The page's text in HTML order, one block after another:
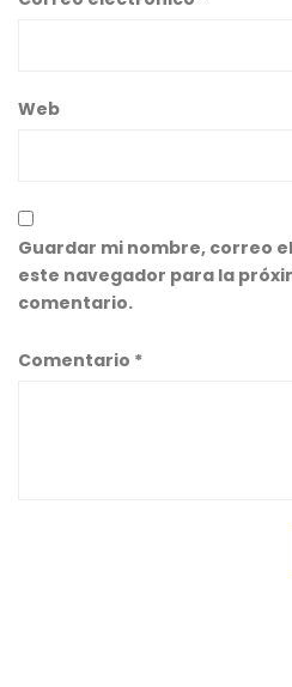
Web
Guardar mi nombre, correo
este navegador para la
comentario.
Comentario *